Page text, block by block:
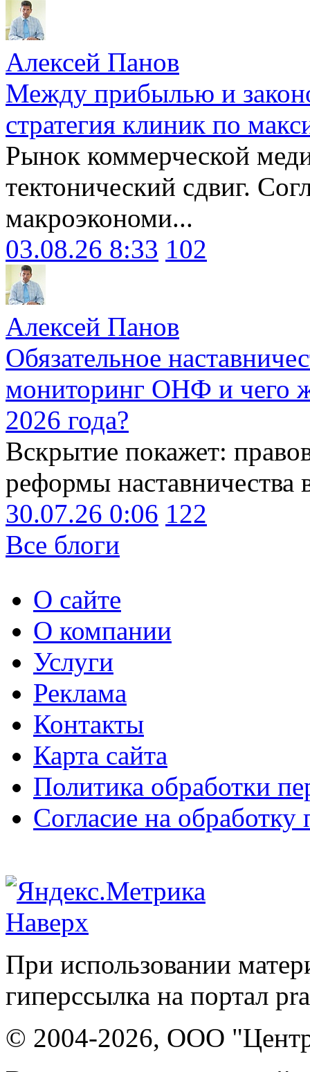
Алексей Панов
Между прибылью и
стратегия клиник по
Рынок коммерческой
тектонический сдвиг.
макроэкономи...
03.08.26 8:33 102
Алексей Панов
Обязательное
мониторинг ОНФ и чего
2026 года?
Вскрытие покажет:
реформы наставничества
30.07.26 0:06 122
Все блоги
О сайте
О компании
Услуги
Реклама
Контакты
Карта сайта
Политика обработки
Согласие на
Наверх
При использовании
гиперссылка на портал
© 2004-2026, ООО "Центр